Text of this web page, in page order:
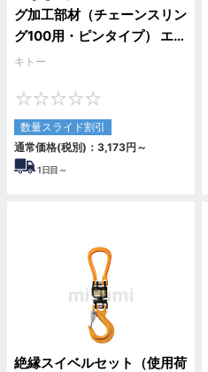
グ加工部材（チェーンスリン
グ100用・ピンタイプ） エン
ドレスカナグVR
キトー
数量スライド割引
通常価格(税別)： 3,173円 ～
1日目～
絶縁スイベルセット（使用荷